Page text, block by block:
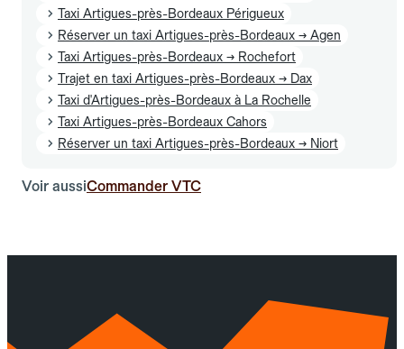
Taxi Artigues-près-Bordeaux Périgueux
Réserver un taxi Artigues-près-Bordeaux → Agen
Taxi Artigues-près-Bordeaux → Rochefort
Trajet en taxi Artigues-près-Bordeaux → Dax
Taxi d'Artigues-près-Bordeaux à La Rochelle
Taxi Artigues-près-Bordeaux Cahors
Réserver un taxi Artigues-près-Bordeaux → Niort
Voir aussiCommander VTC